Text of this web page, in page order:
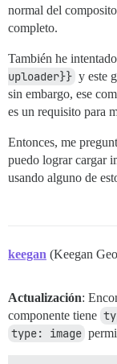
normal del
completo.
También he
uploader}} y este
sin embargo, ese
es un requisito para
Entonces, me
puedo lograr cargar
usando alguno de
keegan (Keegan
Actualización:
componente tiene
type: image